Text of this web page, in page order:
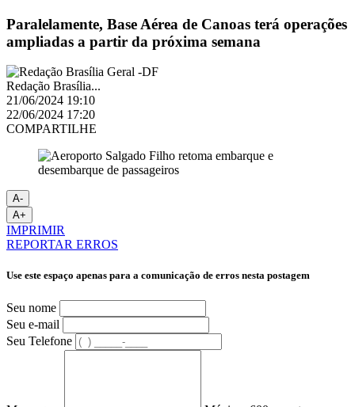
Paralelamente, Base Aérea de Canoas terá operações
ampliadas a partir da próxima semana
Redação Brasília...
21/06/2024 19:10
22/06/2024 17:20
COMPARTILHE
A-
A+
IMPRIMIR
REPORTAR ERROS
Use este espaço apenas para a comunicação de erros nesta postagem
Seu nome
Seu e-mail
Seu Telefone